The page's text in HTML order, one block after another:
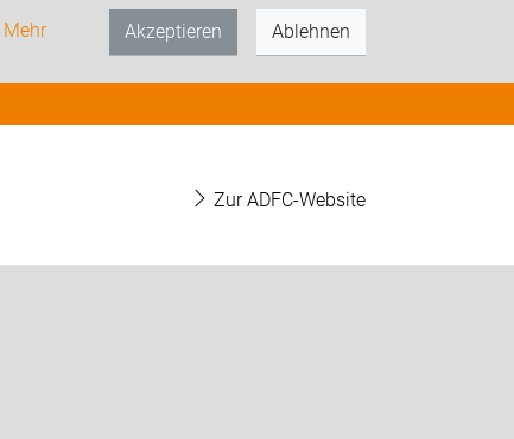
Mehr
Akzeptieren Ablehnen
Zur ADFC-Website